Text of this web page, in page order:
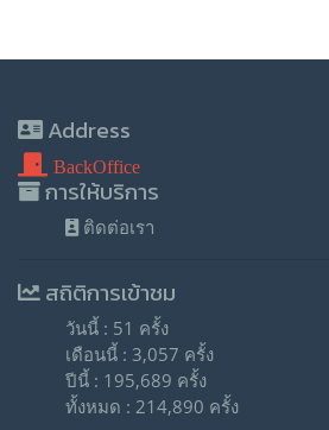
Address
BackOffice
การให้บริการ
ติดต่อเรา
สถิติการเข้าชม
วันนี้ : 51 ครั้ง
เดือนนี้ : 3,057 ครั้ง
ปีนี้ : 195,689 ครั้ง
ทั้งหมด : 214,890 ครั้ง